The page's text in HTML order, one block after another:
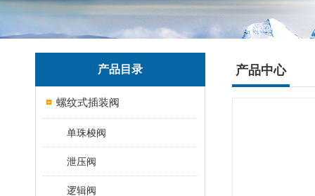
产品目录
螺纹式插装阀
单珠梭阀
泄压阀
逻辑阀
产品中心